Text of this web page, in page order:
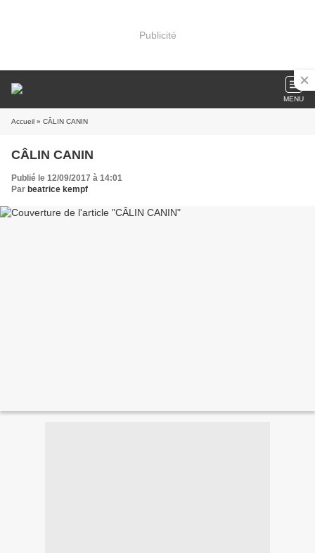
Publicité
MENU
Accueil » CÂLIN CANIN
CÂLIN CANIN
Publié le 12/09/2017 à 14:01
Par beatrice kempf